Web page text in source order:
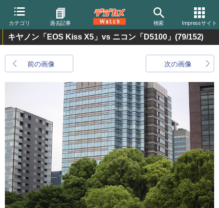
カテゴリ 過去記事 検索 Impressサイト
キヤノン「EOS Kiss X5」vs ニコン「D5100」 (79/152)
前の画像 次の画像